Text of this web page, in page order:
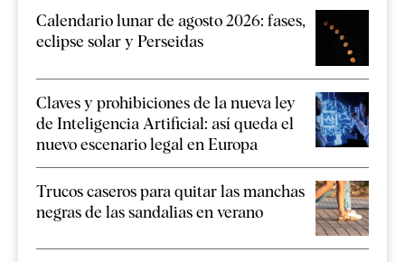
Calendario lunar de agosto 2026: fases,
eclipse solar y Perseidas
Claves y prohibiciones de la nueva ley
de Inteligencia Artificial: así queda el
nuevo escenario legal en Europa
Trucos caseros para quitar las manchas
negras de las sandalias en verano